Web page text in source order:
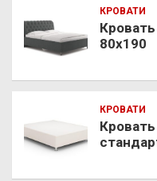
КРОВАТИ
80х190
КРОВАТИ